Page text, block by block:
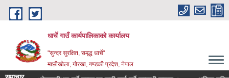
Skip to main content
धार्चे गाउँ कार्यपालिकाको कार्यालय
"सुन्दर सुरक्षित, समृद्ध धार्चे"
माछीखोला, गोरखा, गण्डकी प्रदेश, नेपाल